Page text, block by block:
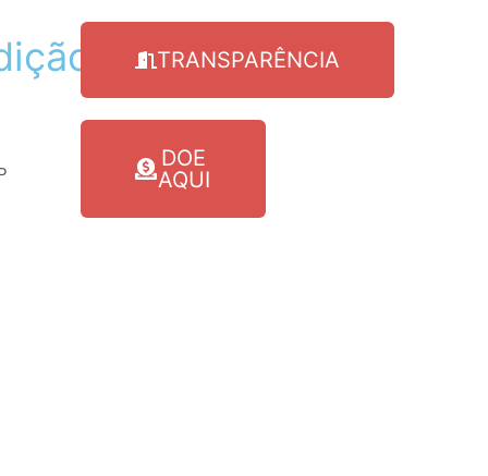
TRANSPARÊNCIA
DOE
AQUI
da Expo